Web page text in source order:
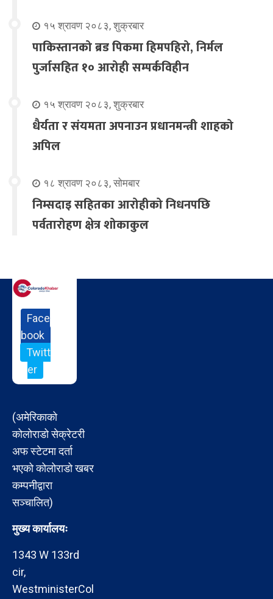
१५ श्रावण २०८३, शुक्रबार
पाकिस्तानको ब्रड पिकमा हिमपहिरो, निर्मल
पुर्जासहित १० आरोही सम्पर्कविहीन
१५ श्रावण २०८३, शुक्रबार
धैर्यता र संयमता अपनाउन प्रधानमन्त्री शाहको
अपिल
१८ श्रावण २०८३, सोमबार
निम्सदाइ सहितका आरोहीको निधनपछि
पर्वतारोहण क्षेत्र शोकाकुल
Face
book
Twitt
er
(अमेरिकाको
कोलोराडो सेक्रेटरी
अफ स्टेटमा दर्ता
भएको कोलोराडो खबर
कम्पनीद्वारा
सञ्चालित)
मुख्य कार्यालयः
1343 W 133rd
cir,
WestministerCol